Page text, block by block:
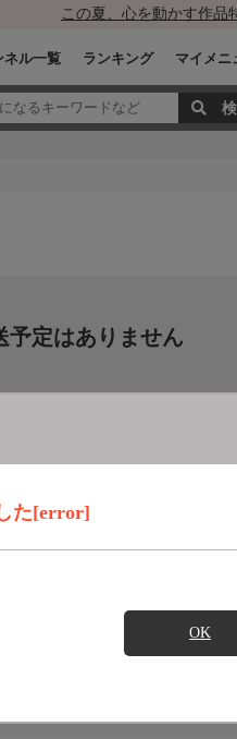
この夏、心を動かす作品
ネル一覧 ランキング マイメニ
た[error]
OK
予定はありません